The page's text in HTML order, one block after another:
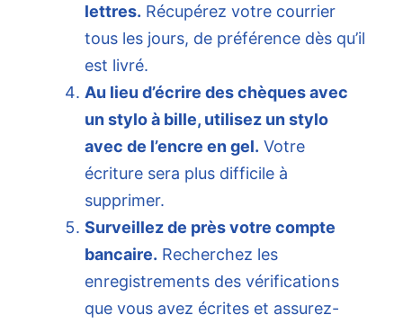
lettres. Récupérez votre courrier
tous les jours, de préférence dès qu’il
est livré.
Au lieu d’écrire des chèques avec
un stylo à bille, utilisez un stylo
avec de l’encre en gel. Votre
écriture sera plus difficile à
supprimer.
Surveillez de près votre compte
bancaire. Recherchez les
enregistrements des vérifications
que vous avez écrites et assurez-